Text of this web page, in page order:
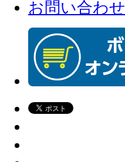
お問い合わせ